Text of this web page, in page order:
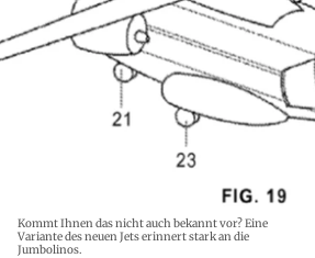
Kommt Ihnen das nicht auch bekannt vor? Eine
Variante des neuen Jets erinnert stark an die
Jumbolinos.